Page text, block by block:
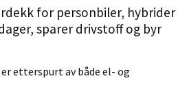
for personbiler, hybrider
sparer drivstoff og byr
etterspurt av både el- og